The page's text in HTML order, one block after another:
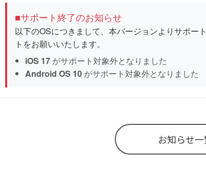
■サポート終了のお知らせ
以下のOSにつきまして、本バージョンよりサポー
トをお願いいたします。
iOS 17 がサポート対象外となりました
Android OS 10 がサポート対象外となりました
お知らせ